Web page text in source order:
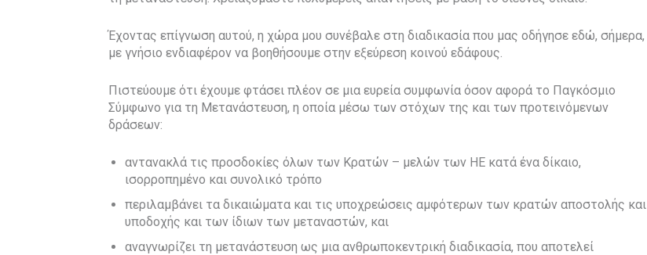
Έχοντας επίγνωση αυτού, η χώρα μου συνέβαλε στη διαδικασία που μας οδήγησε εδώ, σήμερα,
με γνήσιο ενδιαφέρον να βοηθήσουμε στην εξεύρεση κοινού εδάφους.
Πιστεύουμε ότι έχουμε φτάσει πλέον σε μια ευρεία συμφωνία όσον αφορά το Παγκόσμιο
Σύμφωνο για τη Μετανάστευση, η οποία μέσω των στόχων της και των προτεινόμενων
δράσεων:
αντανακλά τις προσδοκίες όλων των Κρατών – μελών των ΗΕ κατά ένα δίκαιο,
ισορροπημένο και συνολικό τρόπο
περιλαμβάνει τα δικαιώματα και τις υποχρεώσεις αμφότερων των κρατών αποστολής και
υποδοχής και των ίδιων των μεταναστών, και
αναγνωρίζει τη μετανάστευση ως μια ανθρωποκεντρική διαδικασία, που αποτελεί